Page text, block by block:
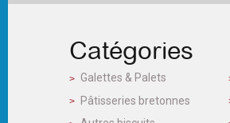
Catégories
Galettes & Palets
Pâtisseries bretonnes